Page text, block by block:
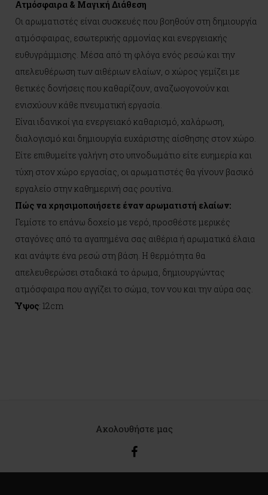
Ατμόσφαιρα & Μαγική Διάθεση
Οι αρωματιστές είναι συσκευές που βοηθούν στη δημιουργία
ατμόσφαιρας, εσωτερικής αρμονίας και ενεργειακής
ευθυγράμμισης. Μέσα από τη φλόγα ενός ρεσώ και την
απελευθέρωση των αιθέριων ελαίων, ο χώρος γεμίζει με
θετικές δονήσεις που καθαρίζουν, αναζωογονούν και
ενισχύουν κάθε πνευματική εργασία.
Είναι ιδανικοί για ενεργειακό καθαρισμό, χαλάρωση,
διαλογισμό και δημιουργία ευχάριστης αίσθησης στον χώρο.
Είτε επιθυμείτε γαλήνη στο υπνοδωμάτιο είτε ευημερία και
τύχη στον χώρο εργασίας, οι αρωματιστές θα γίνουν βασικό
εργαλείο στην καθημερινή σας ρουτίνα.
Πώς να χρησιμοποιήσετε έναν αρωματιστή ελαίων:
Γεμίστε το επάνω δοχείο με νερό, προσθέστε μερικές
σταγόνες από τα αγαπημένα σας αιθέρια ή αρωματικά έλαια
και ανάψτε ένα ρεσώ στη βάση. Η θερμότητα θα
απελευθερώσει σταδιακά το άρωμα, δημιουργώντας
ατμόσφαιρα που αγγίζει το σώμα, τον νου και την αύρα σας.
Ύψος: 12cm
Ακολουθήστε μας